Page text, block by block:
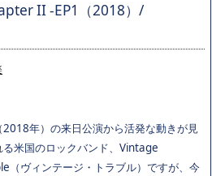
II -EP1（2018）/
2018年）の来日公演から活発な動きが見
る米国のロックバンド、Vintage
（ヴィンテージ・トラブル）ですが、今